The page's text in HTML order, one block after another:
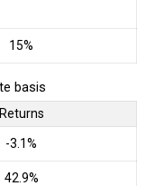
15%
basis
Returns
-3.1%
42.9%